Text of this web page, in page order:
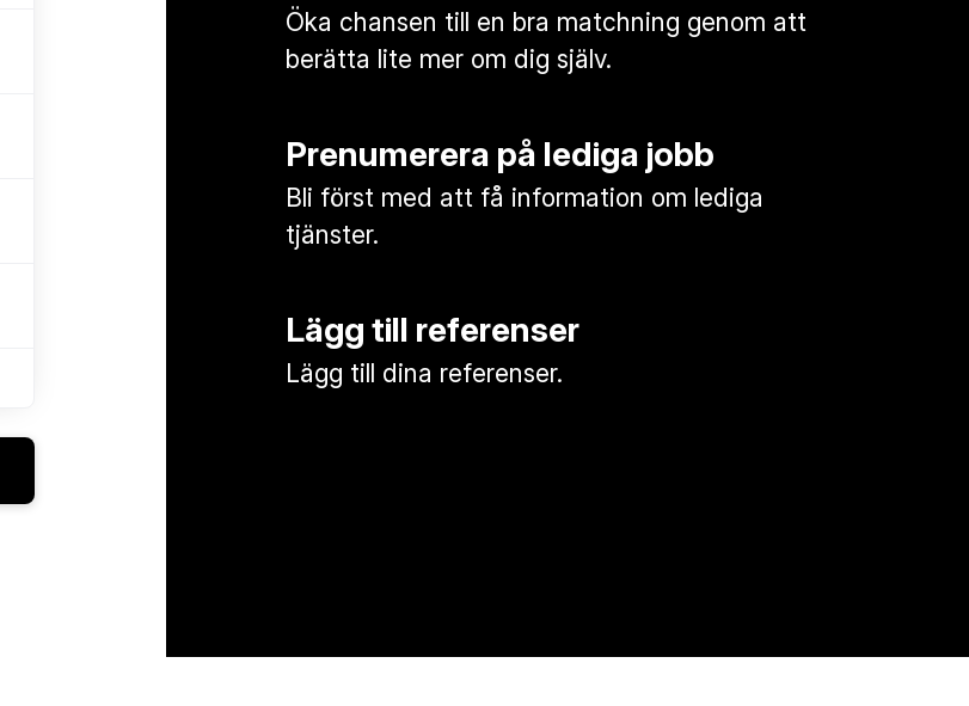
Öka chansen till en bra matchning genom att
berätta lite mer om dig själv.
Prenumerera på lediga jobb
Bli först med att få information om lediga
tjänster.
Lägg till referenser
Lägg till dina referenser.